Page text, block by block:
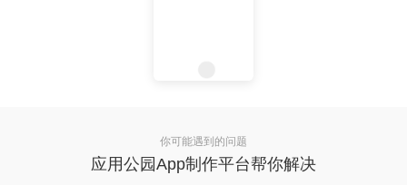
你可能遇到的问题
应用公园App制作平台帮你解决